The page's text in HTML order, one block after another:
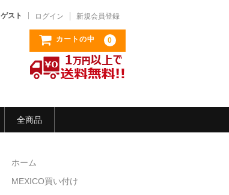
ゲスト ログイン 新規会員登録
カートの中 0
全商品
ホーム
MEXICO買い付け